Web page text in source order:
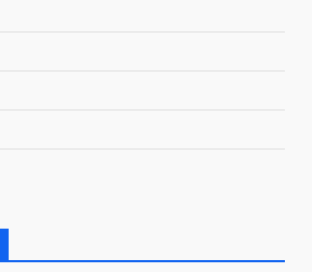
Pbro. Mario Alberto Pérez
de Guarapo
GENERAL DEL ESTADO
A LA SECRETARÍA DE LA
NACIONAL